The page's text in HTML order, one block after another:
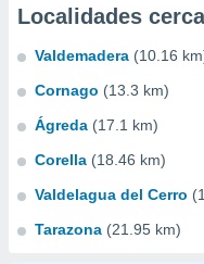
Localidades
Valdemadera (10.16
Cornago (13.3 km)
Ágreda (17.1 km)
Corella (18.46 km)
Valdelagua del Cerro
Tarazona (21.95 km)